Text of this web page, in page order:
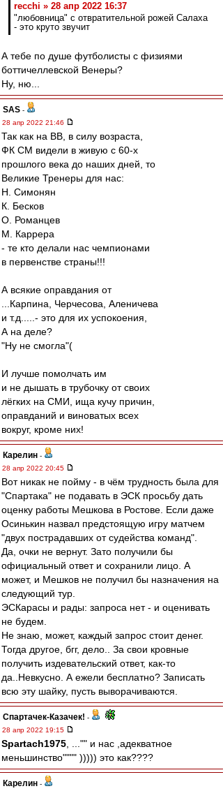
recchi » 28 апр 2022 16:37
"любовница" с отвратительной рожей Салаха
- это круто звучит
А тебе по душе футболисты с физиями
боттичеллевской Венеры?
Ну, ню...
SAS -
28 апр 2022 21:46
Так как на ВВ, в силу возраста,
ФК СМ видели в живую с 60-х
прошлого века до наших дней, то
Великие Тренеры для нас:
Н. Симонян
К. Бесков
О. Романцев
М. Каррера
- те кто делали нас чемпионами
в первенстве страны!!!
А всякие оправдания от
...Карпина, Черчесова, Аленичева
и т.д.....- это для их успокоения,
А на деле?
"Ну не смогла"(
И лучше помолчать им
и не дышать в трубочку от своих
лёгких на СМИ, ища кучу причин,
оправданий и виноватых всех
вокруг, кроме них!
Карелин -
28 апр 2022 20:45
Вот никак не пойму - в чём трудность была для
"Спартака" не подавать в ЭСК просьбу дать
оценку работы Мешкова в Ростове. Если даже
Осинькин назвал предстоящую игру матчем
"двух пострадавших от судейства команд".
Да, очки не вернут. Зато получили бы
официальный ответ и сохранили лицо. А
может, и Мешков не получил бы назначения на
следующий тур.
ЭСКарасы и рады: запроса нет - и оценивать
не будем.
Не знаю, может, каждый запрос стоит денег.
Тогда другое, бгг, дело.. За свои кровные
получить издевательский ответ, как-то
да..Невкусно. А ежели бесплатно? Записать
всю эту шайку, пусть выворачиваются.
Спартачек-Казачек! -
28 апр 2022 19:15
Spartach1975 , ..."" и нас ,адекватное
меньшинство"""" ))))) это как????
Карелин -